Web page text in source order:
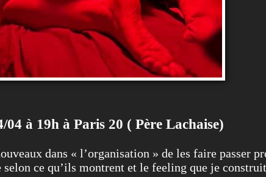
à 19h à Paris 20 ( Père Lachaise)
dans « l’organisation » de les faire passer
selon ce qu’ils montrent et le feeling que je